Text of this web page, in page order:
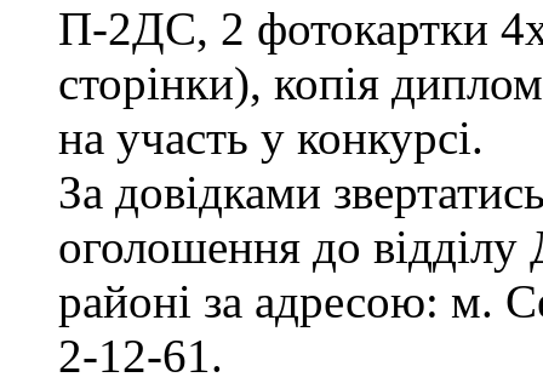
П-2ДС, 2 фотокартки
сторінки), копія
на участь у конкурсі.
За довідками
оголошення до
районі за адресою: м.
2-12-61.